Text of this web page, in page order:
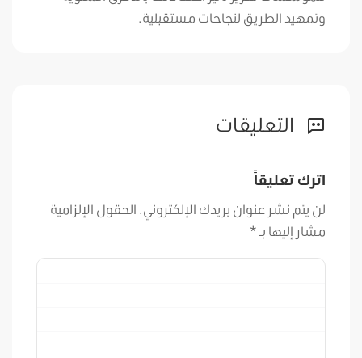
وتمهيد الطريق لنجاحات مستقبلية.
التعليقات
اترك تعليقاً
لن يتم نشر عنوان بريدك الإلكتروني. الحقول الإلزامية
مشار إليها بـ *